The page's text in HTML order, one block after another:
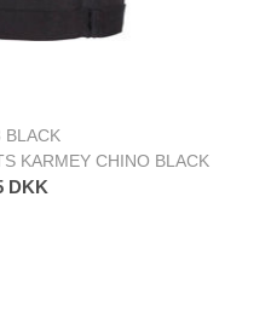
BLACK
KARMEY CHINO BLACK
DKK